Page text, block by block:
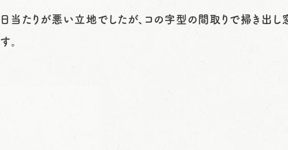
日当たりが悪い立地でしたが、コの字型の間取りで掃き出し
す。